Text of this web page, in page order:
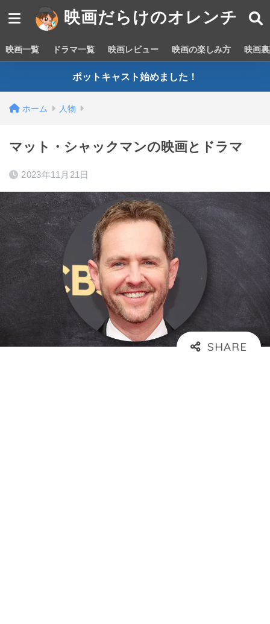
映画だらけのオレンチ
映画一覧 ドラマ一覧 映画レビュー 映画の楽しみ方 映画
ポットキャスト始めました！
ホーム 人物
マット・シャックマンの映画とドラマ
2023年11月21日